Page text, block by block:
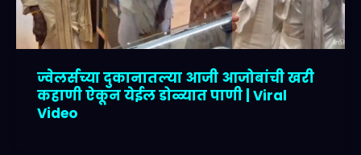
ज्वेलर्सच्या दुकानातल्या आजी आजोबांची खरी
कहाणी ऐकून येईल डोळ्यात पाणी | Viral
Video